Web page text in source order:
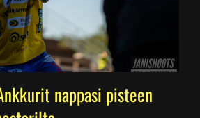
nappasi pisteen